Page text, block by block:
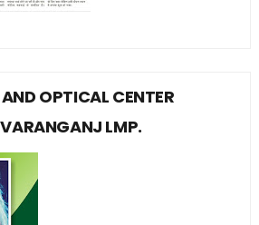
AND OPTICAL CENTER
LMP.